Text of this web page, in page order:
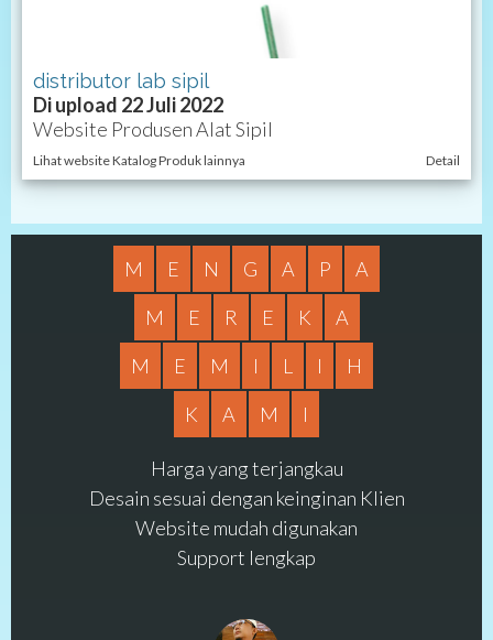
distributor lab sipil
Di upload 22 Juli 2022
Website Produsen Alat Sipil
Lihat website Katalog Produk lainnya Detail
M E N G A P
A
M
E R E K
A
M
E M I L I
H
K
A M I
Harga yang terjangkau
Desain sesuai dengan keinginan Klien
Website mudah digunakan
Support lengkap